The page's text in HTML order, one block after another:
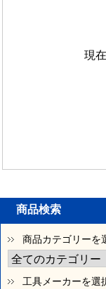
現
商品検索
商品カテゴリーを
工具メーカーを選